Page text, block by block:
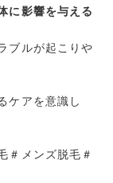
に影響を与える
ブルが起こりや
ケアを意識し
＃メンズ脱毛＃